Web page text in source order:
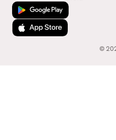
Jetzt bei Google Play
Laden im App Store
©